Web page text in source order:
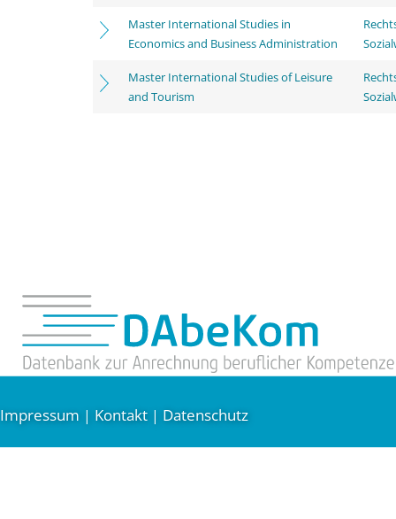
Master International Studies in
Economics and Business Administration
Master International Studies of Leisure
and Tourism
Impressum | Kontakt | Datenschutz